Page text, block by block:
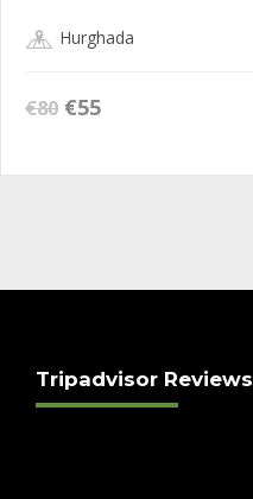
Hurghada
€80 Le
était :
€55Le
est :
Tripadvisor Reviews